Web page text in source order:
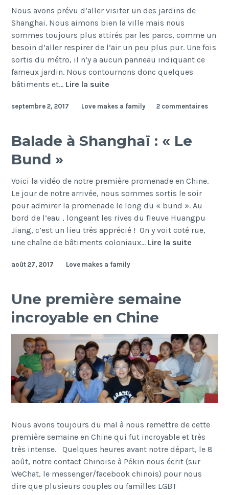
Nous avons prévu d’aller visiter un des jardins de
Shanghai. Nous aimons bien la ville mais nous
sommes toujours plus attirés par les parcs, comme un
besoin d’aller respirer de l’air un peu plus pur. Une fois
sortis du métro, il n’y a aucun panneau indiquant ce
fameux jardin. Nous contournons donc quelques
bâtiments et… Lire la suite
Visites,
découvertes
septembre 2, 2017 Love makes a family 2 commentaires
Balade à Shanghaï : « Le
Bund »
Voici la vidéo de notre première promenade en Chine.
Le jour de notre arrivée, nous sommes sortis le soir
pour admirer la promenade le long du « bund ». Au
bord de l’eau , longeant les rives du fleuve Huangpu
Jiang, c’est un lieu trés apprécié ! On y voit coté rue,
une chaîne de bâtiments coloniaux… Lire la suite
août 27, 2017 Love makes a family
Une première semaine
incroyable en Chine
Nous avons toujours du mal à nous remettre de cette
première semaine en Chine qui fut incroyable et très
très intense. Quelques heures avant notre départ, le 8
août, notre contact Chinoise à Pékin nous écrit (sur
WeChat, le messenger/facebook chinois) pour nous
dire que plusieurs couples ou familles LGBT